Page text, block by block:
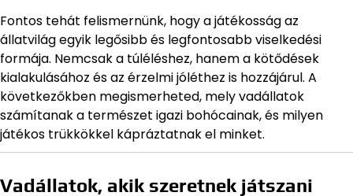
Fontos tehát felismernünk, hogy a játékosság az
állatvilág egyik legősibb és legfontosabb viselkedési
formája. Nemcsak a túléléshez, hanem a kötődések
kialakulásához és az érzelmi jóléthez is hozzájárul. A
következőkben megismerheted, mely vadállatok
számítanak a természet igazi bohócainak, és milyen
játékos trükkökkel kápráztatnak el minket.
Vadállatok, akik szeretnek játszani